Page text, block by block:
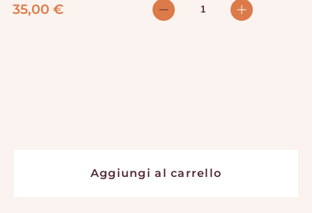
35,00 €
Aggiungi al carrello